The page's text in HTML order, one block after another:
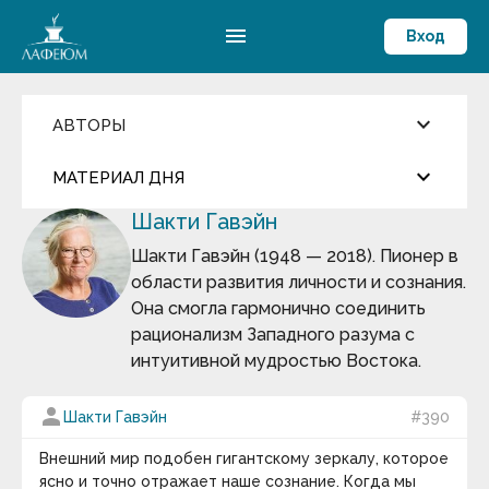
menu Вход
АВТОРЫ keyboard_arrow_down
close
Фильмы и Сериалы
Пословицы и поговорки
Аамир Кхан
Абрахам Маслоу
Абу-ль-Фарадж бин Харун
Абуль-Фарадж ибн аль-Джаузи
Август Бебель
Август фон Платен
Авиценна
Авл Корнелий Цельс
Аврелий Августин
Адам Смит
Шакти Гавэйн
Шакти Гавэйн (1948 — 2018). Пионер в
области развития личности и сознания.
Она смогла гармонично соединить
рационализм Западного разума с
интуитивной мудростью Востока.
person Шакти Гавэйн #390
Внешний мир подобен гигантскому зеркалу, которое
ясно и точно отражает наше сознание. Когда мы
МАТЕРИАЛ ДНЯ keyboard_arrow_down
Цитата дня
Андрей Кнышев
Сегодня ему исполнилось бы 500 лет…
keyboard_arrow_down
— глобальные катастрофы